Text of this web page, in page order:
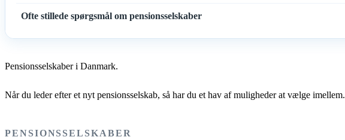
Ofte stillede spørgsmål om pensionsselskaber
Pensionsselskaber i Danmark.
Når du leder efter et nyt pensionsselskab, så har du et hav af muligheder at vælge imellem.
PENSIONSSELSKABER